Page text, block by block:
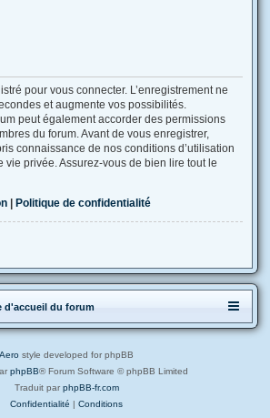
pour vous connecter. L’enregistrement ne
et augmente vos possibilités.
peut également accorder des permissions
du forum. Avant de vous enregistrer,
connaissance de nos conditions d’utilisation
vie privée. Assurez-vous de bien lire tout le
| Politique de confidentialité
d'accueil du forum
Aero style developed for phpBB
phpBB® Forum Software © phpBB Limited
Traduit par phpBB-fr.com
Confidentialité | Conditions